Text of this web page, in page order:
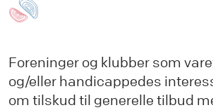
Foreninger og klubber som
og/eller handicappedes
om tilskud til generelle tilbud